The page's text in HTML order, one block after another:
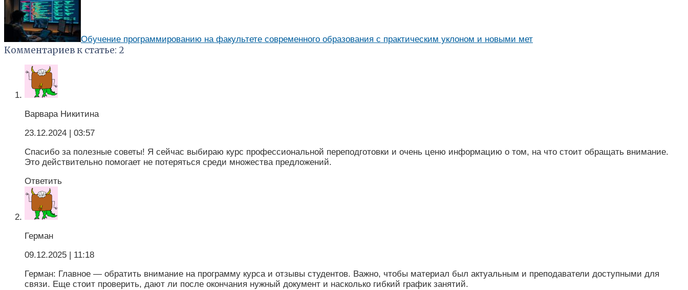
Обучение программированию на факультете современного образования с практическим уклоном и новыми мет
Комментариев к статье: 2
Варвара Никитина
23.12.2024
| 03:57
Спасибо за полезные советы! Я сейчас выбираю курс профессиональной переподготовки и очень ценю информацию о том, на что стоит обращать внимание.
Это действительно помогает не потеряться среди множества предложений.
Ответить
Герман
09.12.2025
| 11:18
Герман: Главное — обратить внимание на программу курса и отзывы студентов. Важно, чтобы материал был актуальным и преподаватели доступными для
связи. Еще стоит проверить, дают ли после окончания нужный документ и насколько гибкий график занятий.